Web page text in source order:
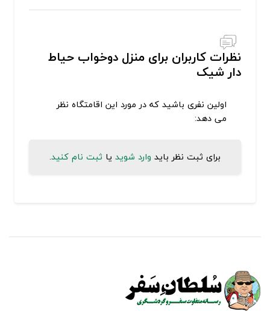
نظرات کاربران برای منزل دوخواب حیاط
دار شیک
اولین نفری باشید که در مورد این اقامتگاه نظر
می دهد:
برای ثبت نظر باید وارد شوید یا ثبت نام کنید.